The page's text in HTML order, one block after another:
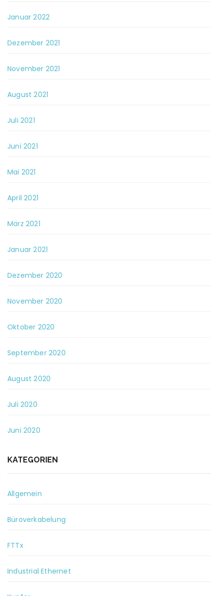
Januar 2022
Dezember 2021
November 2021
August 2021
Juli 2021
Juni 2021
Mai 2021
April 2021
März 2021
Januar 2021
Dezember 2020
November 2020
Oktober 2020
September 2020
August 2020
Juli 2020
Juni 2020
KATEGORIEN
Allgemein
Büroverkabelung
FTTx
Industrial Ethernet